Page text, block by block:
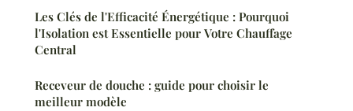
Les Clés de l'Efficacité Énergétique : Pourquoi
l'Isolation est Essentielle pour Votre Chauffage
Central
Receveur de douche : guide pour choisir le
meilleur modèle